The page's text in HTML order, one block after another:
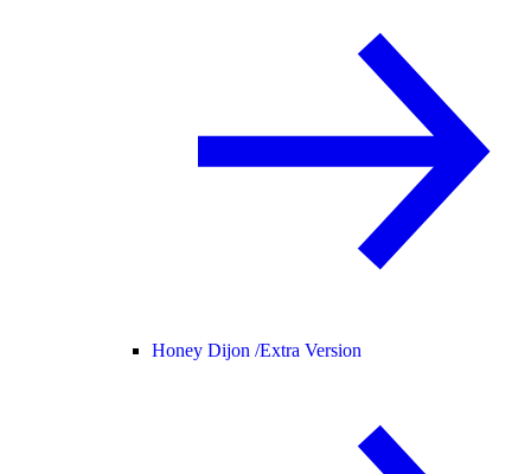
Honey Dijon /Extra Version